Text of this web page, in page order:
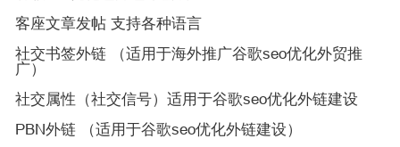
客座文章发帖 支持各种语言
社交书签外链 （适用于海外推广谷歌seo优化外贸推
广）
社交属性（社交信号）适用于谷歌seo优化外链建设
PBN外链 （适用于谷歌seo优化外链建设）